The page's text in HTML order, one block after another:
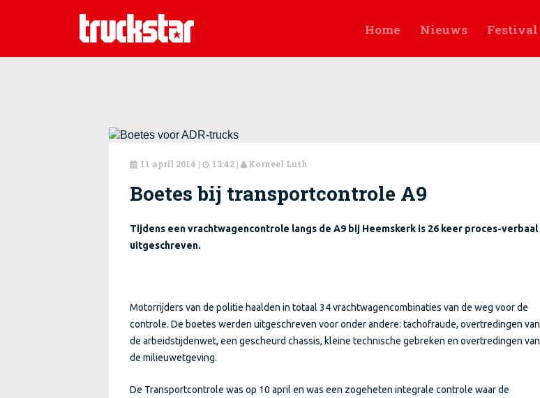
Home Nieuws Festival
 11 april 2014 |  13:42 |  Korneel Luth
Boetes bij transportcontrole A9
Tijdens een vrachtwagencontrole langs de A9 bij Heemskerk is 26 keer proces-verbaal
uitgeschreven.
Motorrijders van de politie haalden in totaal 34 vrachtwagencombinaties van de weg voor de
controle. De boetes werden uitgeschreven voor onder andere: tachofraude, overtredingen van
de arbeidstijdenwet, een gescheurd chassis, kleine technische gebreken en overtredingen van
de milieuwetgeving.
De Transportcontrole was op 10 april en was een zogeheten integrale controle waar de